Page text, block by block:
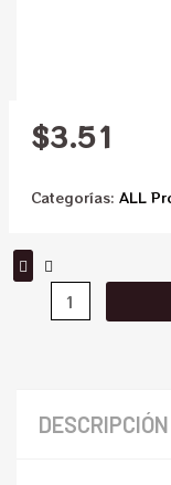
$3.51
Categorías: ALL
DESCRIPCIÓN